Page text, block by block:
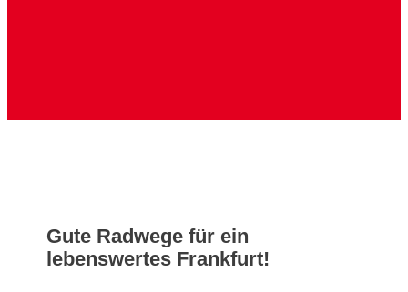
Gute Radwege für ein
lebenswertes Frankfurt!